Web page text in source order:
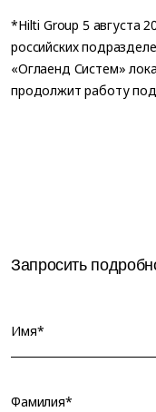
*Hilti Group 5 августа
российских
«Оглаенд Систем»
продолжит работу
Запросить
Имя*
Фамилия*